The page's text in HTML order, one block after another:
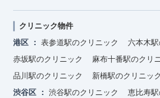
クリニック物件
港区
表参道駅のクリニック
六本木
赤坂駅のクリニック
麻布十番駅のクリ
品川駅のクリニック
新橋駅のクリニック
渋谷区
渋谷駅のクリニック
恵比寿